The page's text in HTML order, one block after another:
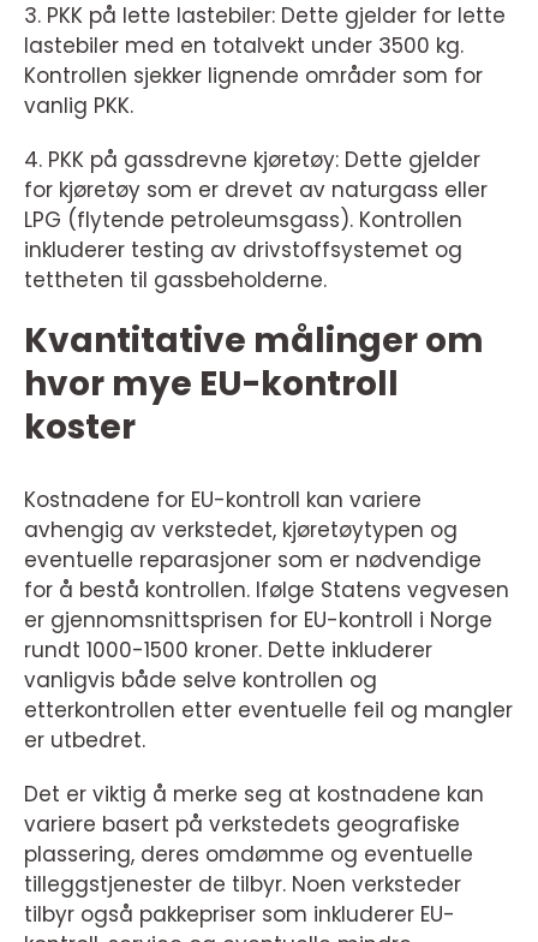
3. PKK på lette lastebiler: Dette gjelder for lette
lastebiler med en totalvekt under 3500 kg.
Kontrollen sjekker lignende områder som for
vanlig PKK.
4. PKK på gassdrevne kjøretøy: Dette gjelder
for kjøretøy som er drevet av naturgass eller
LPG (flytende petroleumsgass). Kontrollen
inkluderer testing av drivstoffsystemet og
tettheten til gassbeholderne.
Kvantitative målinger om
hvor mye EU-kontroll
koster
Kostnadene for EU-kontroll kan variere
avhengig av verkstedet, kjøretøytypen og
eventuelle reparasjoner som er nødvendige
for å bestå kontrollen. Ifølge Statens vegvesen
er gjennomsnittsprisen for EU-kontroll i Norge
rundt 1000-1500 kroner. Dette inkluderer
vanligvis både selve kontrollen og
etterkontrollen etter eventuelle feil og mangler
er utbedret.
Det er viktig å merke seg at kostnadene kan
variere basert på verkstedets geografiske
plassering, deres omdømme og eventuelle
tilleggstjenester de tilbyr. Noen verksteder
tilbyr også pakkepriser som inkluderer EU-